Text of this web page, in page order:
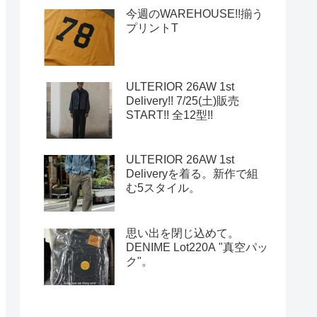
今週のWAREHOUSE!!揃う
プリントT
ULTERIOR 26AW 1st
Delivery!! 7/25(土)販売
START!! 全12型!!
ULTERIOR 26AW 1st
Deliveryを着る。新作で組
む5スタイル。
思い出を閉じ込めて。
DENIME Lot220A "真空パッ
ク"。